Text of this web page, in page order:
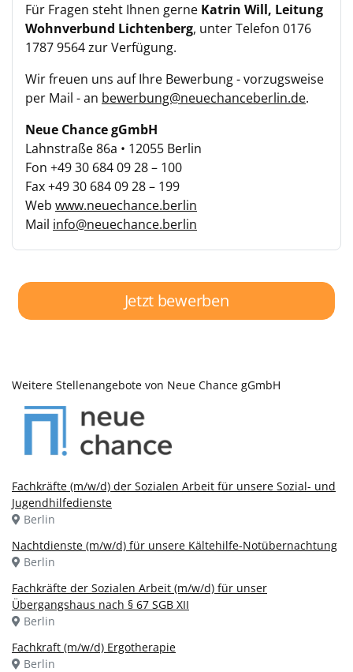
Für Fragen steht Ihnen gerne Katrin Will, Leitung
Wohnverbund Lichtenberg, unter Telefon 0176
1787 9564 zur Verfügung.
Wir freuen uns auf Ihre Bewerbung - vorzugsweise
per Mail - an bewerbung@neuechanceberlin.de.
Neue Chance gGmbH
Lahnstraße 86a • 12055 Berlin
Fon +49 30 684 09 28 – 100
Fax +49 30 684 09 28 – 199
Web www.neuechance.berlin
Mail info@neuechance.berlin
Jetzt bewerben
Weitere Stellenangebote von Neue Chance gGmbH
Fachkräfte (m/w/d) der Sozialen Arbeit für unsere Sozial- und
Jugendhilfedienste
Berlin
Nachtdienste (m/w/d) für unsere Kältehilfe-Notübernachtung
Berlin
Fachkräfte der Sozialen Arbeit (m/w/d) für unser
Übergangshaus nach § 67 SGB XII
Berlin
Fachkraft (m/w/d) Ergotherapie
Berlin